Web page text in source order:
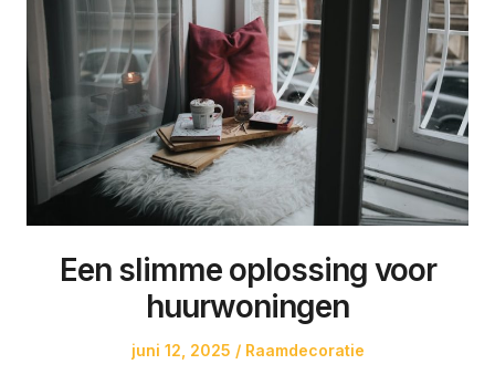
Een slimme oplossing voor
huurwoningen
Posted
juni 12, 2025
Posted
Raamdecoratie